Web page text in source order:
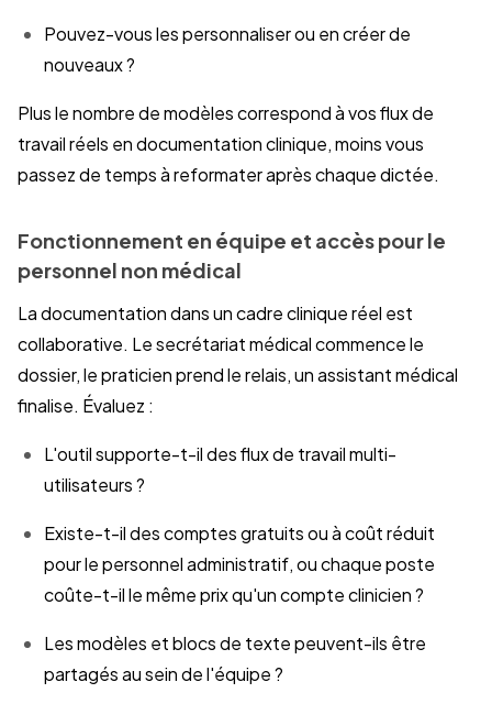
Pouvez-vous les personnaliser ou en créer de
nouveaux ?
Plus le nombre de modèles correspond à vos flux de
travail réels en documentation clinique, moins vous
passez de temps à reformater après chaque dictée.
Fonctionnement en équipe et accès pour le
personnel non médical
La documentation dans un cadre clinique réel est
collaborative. Le secrétariat médical commence le
dossier, le praticien prend le relais, un assistant médical
finalise. Évaluez :
L'outil supporte-t-il des flux de travail multi-
utilisateurs ?
Existe-t-il des comptes gratuits ou à coût réduit
pour le personnel administratif, ou chaque poste
coûte-t-il le même prix qu'un compte clinicien ?
Les modèles et blocs de texte peuvent-ils être
partagés au sein de l'équipe ?